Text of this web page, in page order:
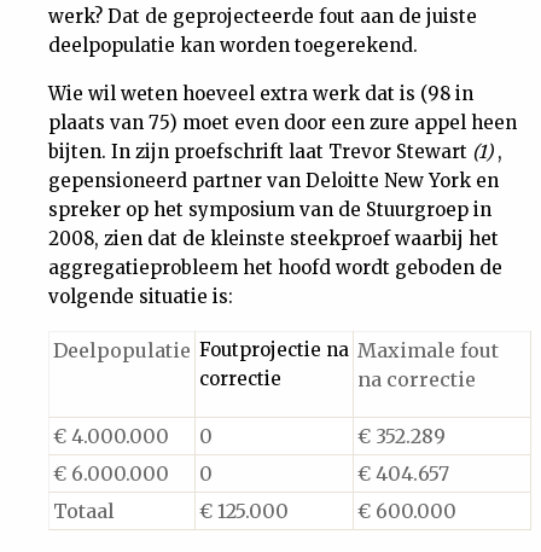
werk? Dat de geprojecteerde fout aan de juiste
deelpopulatie kan worden toegerekend.
Wie wil weten hoeveel extra werk dat is (98 in
plaats van 75) moet even door een zure appel heen
bijten. In zijn proefschrift laat Trevor Stewart (1),
gepensioneerd partner van Deloitte New York en
spreker op het symposium van de Stuurgroep in
2008, zien dat de kleinste steekproef waarbij het
aggregatieprobleem het hoofd wordt geboden de
volgende situatie is:
Deelpopulatie Foutprojectie na
correctie
Maximale fout
na correctie
€ 4.000.000 0
€ 352.289
€ 6.000.000
0
€ 404.657
Totaal
€ 125.000 € 600.000